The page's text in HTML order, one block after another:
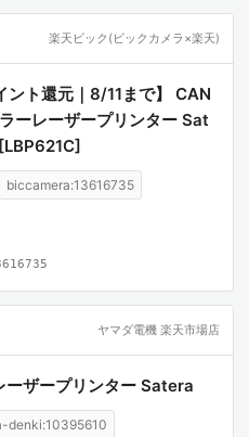
楽天ビック(ビックカメラ×楽天)
ント還元｜8/11まで】 CAN
ーレーザープリンター Sat
biccamera:13616735
ヤマダ電機 楽天市場店
ーザープリンター Satera
denki:10395610